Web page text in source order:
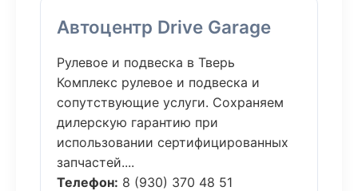
Автоцентр Drive Garage
Рулевое и подвеска в Тверь
Комплекс рулевое и подвеска и
сопутствующие услуги. Сохраняем
дилерскую гарантию при
использовании сертифицированных
запчастей....
Телефон: 8 (930) 370 48 51